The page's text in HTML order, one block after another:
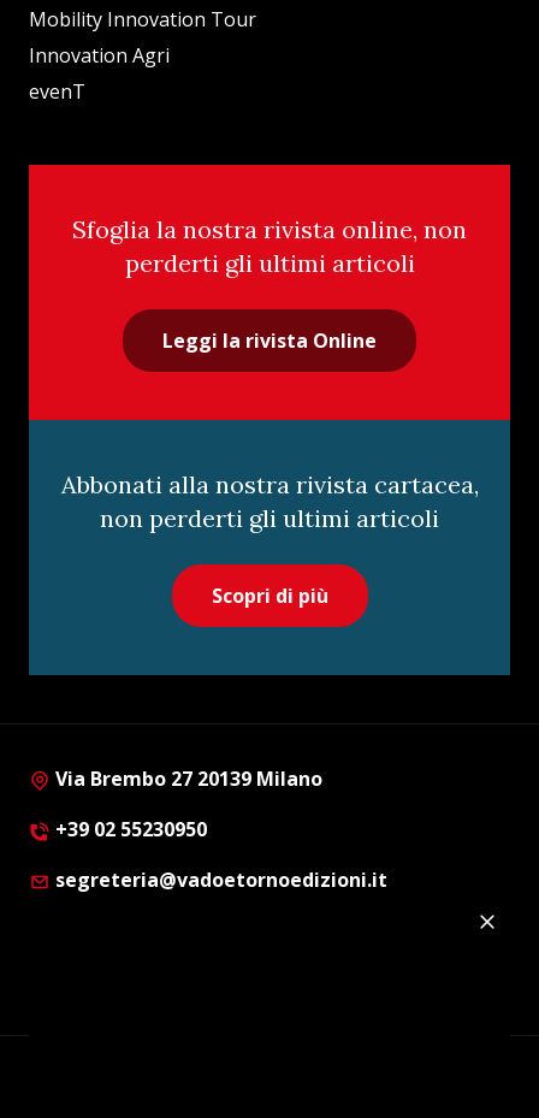
Mobility Innovation Tour
Innovation Agri
evenT
Sfoglia la nostra rivista online, non
perderti gli ultimi articoli
Leggi la rivista Online
Abbonati alla nostra rivista cartacea,
non perderti gli ultimi articoli
Scopri di più
Via Brembo 27 20139 Milano
+39 02 55230950
segreteria@vadoetornoedizioni.it